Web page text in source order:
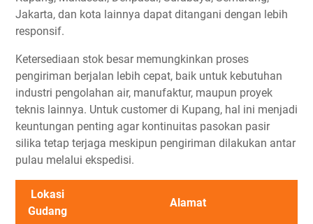
Jakarta, dan kota lainnya dapat ditangani dengan lebih
responsif.
Ketersediaan stok besar memungkinkan proses
pengiriman berjalan lebih cepat, baik untuk kebutuhan
industri pengolahan air, manufaktur, maupun proyek
teknis lainnya. Untuk customer di Kupang, hal ini menjadi
keuntungan penting agar kontinuitas pasokan pasir
silika tetap terjaga meskipun pengiriman dilakukan antar
pulau melalui ekspedisi.
Lokasi
Gudang
Alamat